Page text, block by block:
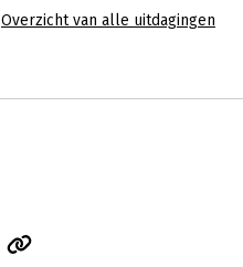
Overzicht van alle uitdagingen